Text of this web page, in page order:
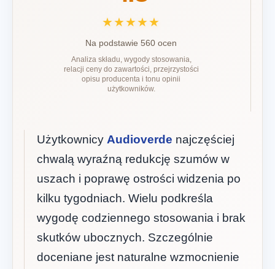
★★★★★
Na podstawie 560 ocen
Analiza składu, wygody stosowania,
relacji ceny do zawartości, przejrzystości
opisu producenta i tonu opinii
użytkowników.
Użytkownicy Audioverde najczęściej
chwalą wyraźną redukcję szumów w
uszach i poprawę ostrości widzenia po
kilku tygodniach. Wielu podkreśla
wygodę codziennego stosowania i brak
skutków ubocznych. Szczególnie
doceniane jest naturalne wzmocnienie